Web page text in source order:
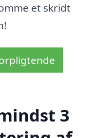
et skridt
3